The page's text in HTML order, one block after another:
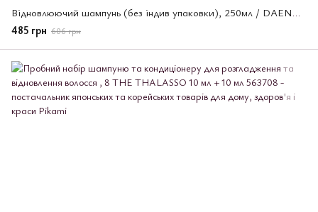
Відновлюючий шампунь (без індив упаковки), 250мл / DAENG GI MEO RI Vitalizing Shampoo, 250ml (000390)
485 грн 606 грн